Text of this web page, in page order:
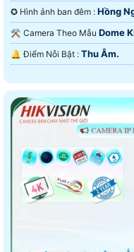
✪ Hình ảnh ban đêm : Hồng
⚒ Camera Theo Mẫu Dome
️🔔 Điểm Nỗi Bật : Thu Âm.